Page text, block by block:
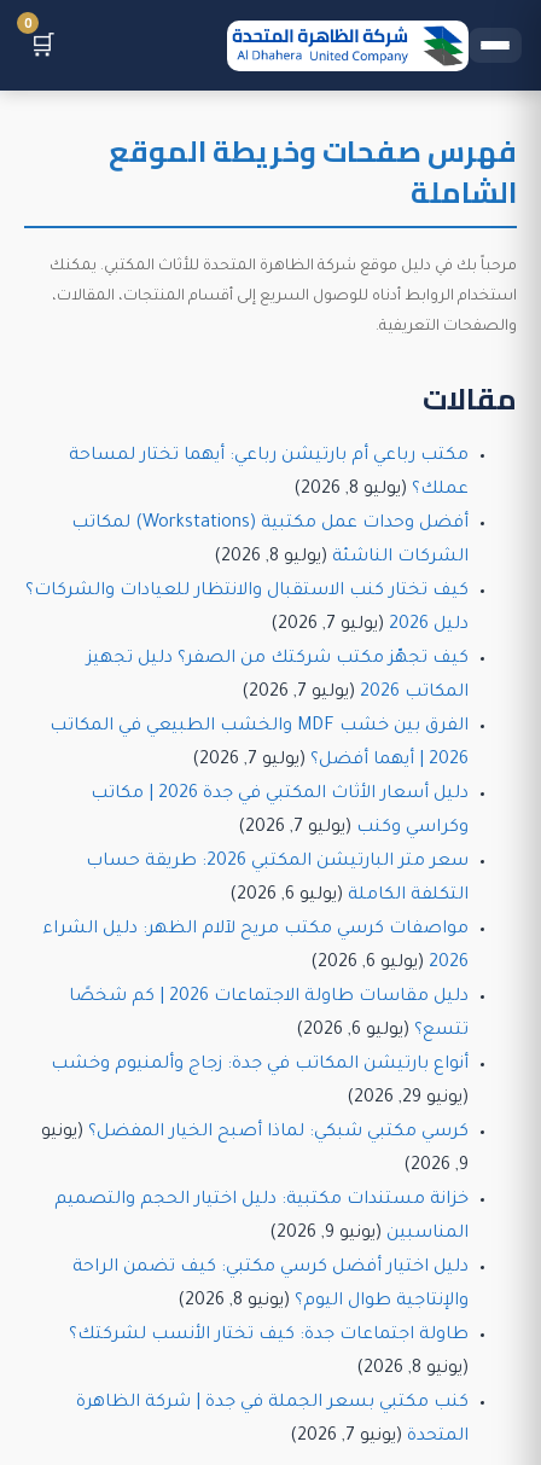
🛒
0
فهرس صفحات وخريطة الموقع
الشاملة
مرحباً بك في دليل موقع شركة الظاهرة المتحدة للأثاث المكتبي. يمكنك
استخدام الروابط أدناه للوصول السريع إلى أقسام المنتجات، المقالات،
والصفحات التعريفية.
مقالات
مكتب رباعي أم بارتيشن رباعي: أيهما تختار لمساحة
عملك؟ (يوليو 8, 2026)
أفضل وحدات عمل مكتبية (Workstations) لمكاتب
الشركات الناشئة (يوليو 8, 2026)
كيف تختار كنب الاستقبال والانتظار للعيادات والشركات؟
دليل 2026
(يوليو 7, 2026)
كيف تجهّز مكتب شركتك من الصفر؟ دليل تجهيز
المكاتب 2026
(يوليو 7, 2026)
الفرق بين خشب MDF والخشب الطبيعي في المكاتب
2026 | أيهما أفضل؟
(يوليو 7, 2026)
دليل أسعار الأثاث المكتبي في جدة 2026 | مكاتب
وكراسي وكنب (يوليو 7, 2026)
سعر متر البارتيشن المكتبي 2026: طريقة حساب
التكلفة الكاملة (يوليو 6, 2026)
مواصفات كرسي مكتب مريح لآلام الظهر: دليل الشراء
2026 (يوليو 6, 2026)
دليل مقاسات طاولة الاجتماعات 2026 | كم شخصًا
تتسع؟ (يوليو 6, 2026)
أنواع بارتيشن المكاتب في جدة: زجاج وألمنيوم وخشب
(يونيو 29, 2026)
كرسي مكتبي شبكي: لماذا أصبح الخيار المفضل؟ (يونيو
9, 2026)
خزانة مستندات مكتبية: دليل اختيار الحجم والتصميم
المناسبين (يونيو 9, 2026)
دليل اختيار أفضل كرسي مكتبي: كيف تضمن الراحة
والإنتاجية طوال اليوم؟ (يونيو 8, 2026)
طاولة اجتماعات جدة: كيف تختار الأنسب لشركتك؟
(يونيو 8, 2026)
كنب مكتبي بسعر الجملة في جدة | شركة الظاهرة
المتحدة (يونيو 7, 2026)